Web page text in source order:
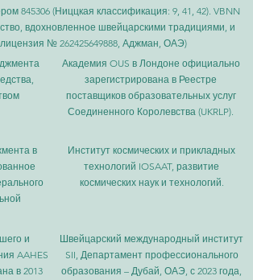
845306 (Ниццкая классификация: 9, 41, 42). VBNN
вдохновленное швейцарскими традициями, и
№ 262425649888, Аджман, ОАЭ)
Академия OUS в Лондоне официально
зарегистрирована в Реестре
поставщиков образовательных услуг
Соединенного Королевства (UKRLP).
в
Институт космических и прикладных
технологий IOSAAT, развитие
космических наук и технологий.
и
AAHES
в 2013
Швейцарский международный институт
SII, Департамент профессионального
образования – Дубай, ОАЭ, с 2023 года,